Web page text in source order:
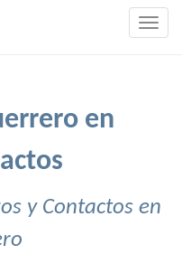
en
y Contactos en